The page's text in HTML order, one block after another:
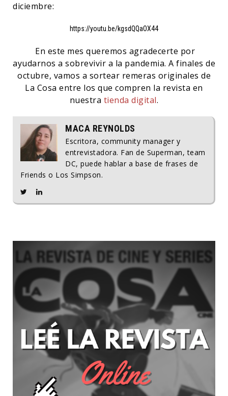
diciembre:
https://youtu.be/kgsdQQaOX44
En este mes queremos agradecerte por
ayudarnos a sobrevivir a la pandemia. A finales de
octubre, vamos a sortear remeras originales de
La Cosa entre los que compren la revista en
nuestra tienda digital.
MACA REYNOLDS
Escritora, community manager y
entrevistadora. Fan de Superman, team
DC, puede hablar a base de frases de
Friends o Los Simpson.